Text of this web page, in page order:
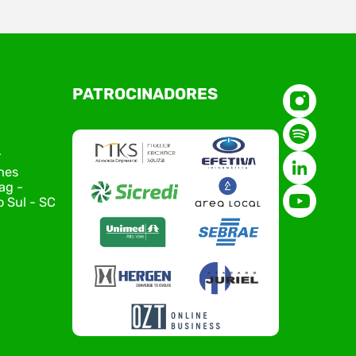
O Polo ACATE-ACIRS, por meio do NIAVI – Núcleo
de Tecnologia da Informação do Alto Vale do
Conexão Tech NIAVI, reunindo empresas de
tecnologia da região para uma noite de
conteúdo estratégico e
de novas iniciativas para o setor.
encontro aconteceu em Rio…
-
Sul - SC
PATROCINADORES